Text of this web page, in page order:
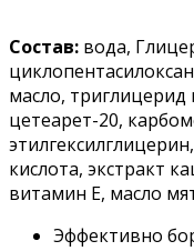
Состав: вода,
масло,
цетеарет-20,
кислота, экстракт
витамин Е, масло
Эффективно